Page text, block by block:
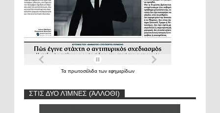
Τα πρωτοσέλιδα των εφημερίδων
ΣΤΙΣ ΔΥΟ ΛΊΜΝΕΣ (ΆΛΛΟΘΙ)